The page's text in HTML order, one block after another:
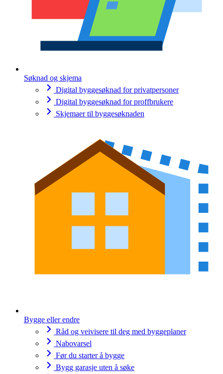
Søknad og skjema
Digital byggesøknad for privatpersoner
Digital byggesøknad for proffbrukere
Skjemaer til byggesøknaden
Bygge eller endre
Råd og veivisere til deg med byggeplaner
Nabovarsel
Før du starter å bygge
Bygg garasje uten å søke